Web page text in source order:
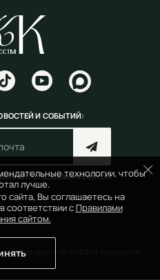
технологии, чтобы
лучше.
сайта, Вы соглашаетесь на
соответствии с Правилами
сайтом.
И СОБЫТИЙ:
пользования сайтом
Карандаш». Все права защищены